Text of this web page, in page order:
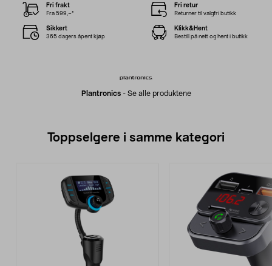
Plantronics- Se alle produktene
Fri frakt
Fra 599,–*
Fri retur
Returner til valgfri butikk
Sikkert
365 dagers åpent kjøp
Klikk&Hent
Bestill på nett og hent i butikk
Toppselgere i samme kategori